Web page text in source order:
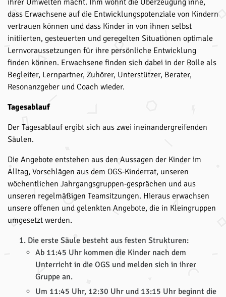
dass Erwachsene auf die Entwicklungspotenziale von Kindern
vertrauen können und dass Kinder in von ihnen selbst
initiierten, gesteuerten und geregelten Situationen optimale
Lernvoraussetzungen für ihre persönliche Entwicklung
finden können. Erwachsene finden sich dabei in der Rolle als
Begleiter, Lernpartner, Zuhörer, Unterstützer, Berater,
Resonanzgeber und Coach wieder.
Tagesablauf
Der Tagesablauf ergibt sich aus zwei ineinandergreifenden
Säulen.
Die Angebote entstehen aus den Aussagen der Kinder im
Alltag, Vorschlägen aus dem OGS-Kinderrat, unseren
wöchentlichen Jahrgangsgruppen-gesprächen und aus
unseren regelmäßigen Teamsitzungen. Hieraus erwachsen
unsere offenen und gelenkten Angebote, die in Kleingruppen
umgesetzt werden.
Die erste Säule besteht aus festen Strukturen:
Ab 11:45 Uhr kommen die Kinder nach dem
Unterricht in die OGS und melden sich in ihrer
Gruppe an.
Um 11:45 Uhr, 12:30 Uhr und 13:15 Uhr beginnt die